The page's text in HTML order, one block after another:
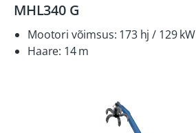
MHL340 G
Mootori võimsus: 173 hj / 129 kW
Haare: 14 m